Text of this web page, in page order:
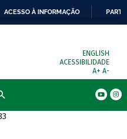
ACESSO À INFORMAÇÃO
ENGLISH
ACESSIBILIDADE
A+ A-